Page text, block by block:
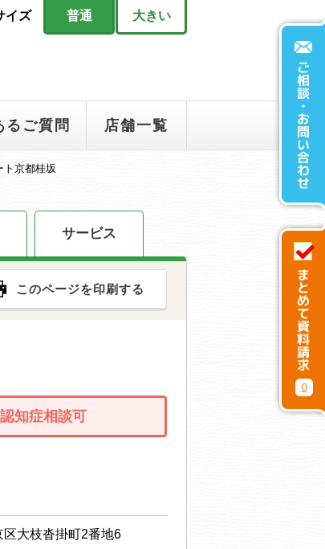
イズ 普通 大きい
るご質問 店舗一覧
ト京都桂坂
サービス
このページを印刷する
認知症相談可
大枝沓掛町2番地6
0